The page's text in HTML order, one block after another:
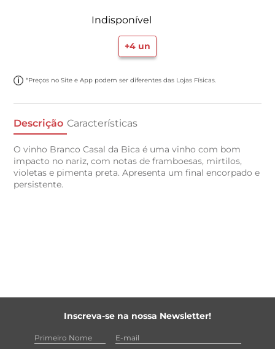
Indisponível
+4 un
*Preços no Site e App podem ser diferentes das Lojas Físicas.
Descrição Características
O vinho Branco Casal da Bica é uma vinho com bom
impacto no nariz, com notas de framboesas, mirtilos,
violetas e pimenta preta. Apresenta um final encorpado e
persistente.
Inscreva-se na nossa Newsletter!